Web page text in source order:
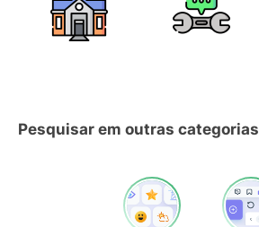
Pesquisar em outras categorias